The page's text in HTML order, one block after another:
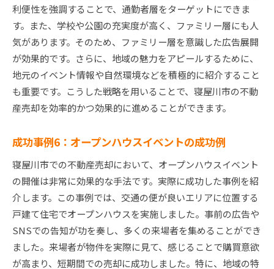
利便性を強調することで、通勤者層をターゲットにできま
す。また、学校や公園の充実度が高く、ファミリー層にも人
気があります。そのため、ファミリー層を意識した広告展開
が効果的です。さらに、地域の魅力をアピールするために、
地元のイベント情報や自然環境などを積極的に紹介すること
も重要です。こうした戦略を用いることで、寝屋川市の不動
産売却を効率的かつ効果的に進めることができます。
成功事例6：オープンハウスイベントの成功例
寝屋川市での不動産売却において、オープンハウスイベント
の開催は非常に効果的な手法です。実際に成功した事例を紹
介します。この事例では、交通の便が良いエリアに位置する
戸建て住宅でオープンハウスを実施しました。事前の広告や
SNSでの告知が功を奏し、多くの来場者を集めることができ
ました。来場者が物件を実際に見て、感じることで購買意欲
が高まり、短期間での売却に成功しました。特に、地域の特